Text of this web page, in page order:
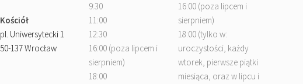
Kościół
pl. Uniwersytecki 1
50-137 Wrocław
9:30
11:00
12:30
16:00 (poza lipcem i
sierpniem)
18:00
16:00 (poza lipcem i
sierpniem)
18:00 (tylko w:
uroczystości, każdy
wtorek, pierwsze piątki
miesiąca, oraz w lipcu i